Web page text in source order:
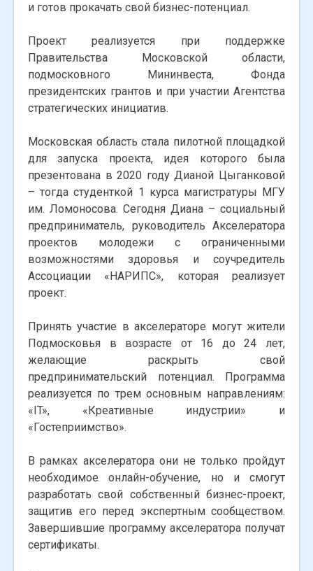
и готов прокачать свой бизнес-потенциал.
Проект реализуется при поддержке
Правительства Московской области,
подмосковного Мининвеста, Фонда
президентских грантов и при участии Агентства
стратегических инициатив.
Московская область стала пилотной площадкой
для запуска проекта, идея которого была
презентована в 2020 году Дианой Цыганковой
– тогда студенткой 1 курса магистратуры МГУ
им. Ломоносова. Сегодня Диана – социальный
предприниматель, руководитель Акселератора
проектов молодежи с ограниченными
возможностями здоровья и соучредитель
Ассоциации «НАРИПС», которая реализует
проект.
Принять участие в акселераторе могут жители
Подмосковья в возрасте от 16 до 24 лет,
желающие раскрыть свой
предпринимательский потенциал. Программа
реализуется по трем основным направлениям:
«IT», «Креативные индустрии» и
«Гостеприимство».
В рамках акселератора они не только пройдут
необходимое онлайн-обучение, но и смогут
разработать свой собственный бизнес-проект,
защитив его перед экспертным сообществом.
Завершившие программу акселератора получат
сертификаты.